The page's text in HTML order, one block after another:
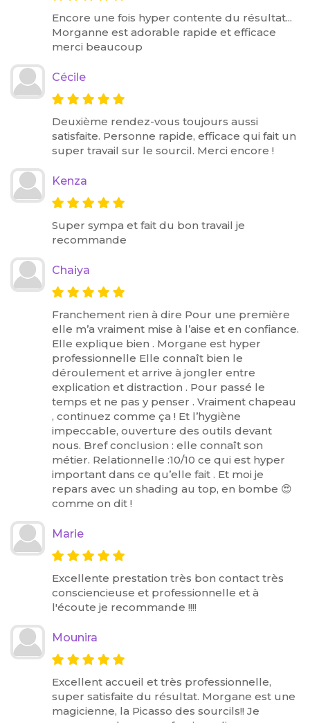
Encore une fois hyper contente du résultat...
Morganne est adorable rapide et efficace
merci beaucoup
Cécile
Deuxième rendez-vous toujours aussi
satisfaite. Personne rapide, efficace qui fait un
super travail sur le sourcil. Merci encore !
Kenza
Super sympa et fait du bon travail je
recommande
Chaiya
Franchement rien à dire Pour une première
elle m’a vraiment mise à l’aise et en confiance.
Elle explique bien . Morgane est hyper
professionnelle Elle connaît bien le
déroulement et arrive à jongler entre
explication et distraction . Pour passé le
temps et ne pas y penser . Vraiment chapeau
, continuez comme ça ! Et l’hygiène
impeccable, ouverture des outils devant
nous. Bref conclusion : elle connaît son
métier. Relationnelle :10/10 ce qui est hyper
important dans ce qu’elle fait . Et moi je
repars avec un shading au top, en bombe 😍
comme on dit !
Marie
Excellente prestation très bon contact très
consciencieuse et professionnelle et à
l'écoute je recommande !!!!
Mounira
Excellent accueil et très professionnelle,
super satisfaite du résultat. Morgane est une
magicienne, la Picasso des sourcils!! Je